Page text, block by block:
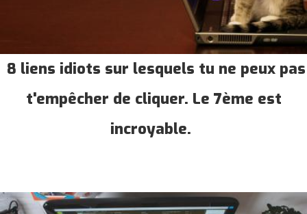
8 liens idiots sur lesquels tu ne peux pas
t'empêcher de cliquer. Le 7ème est
incroyable.